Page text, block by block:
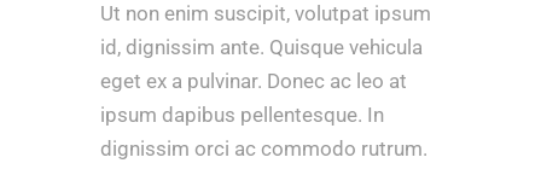
Ut non enim suscipit, volutpat ipsum
id, dignissim ante. Quisque vehicula
eget ex a pulvinar. Donec ac leo at
ipsum dapibus pellentesque. In
dignissim orci ac commodo rutrum.